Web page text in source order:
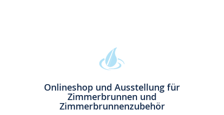
Onlineshop und Ausstellung für
Zimmerbrunnen und
Zimmerbrunnenzubehör